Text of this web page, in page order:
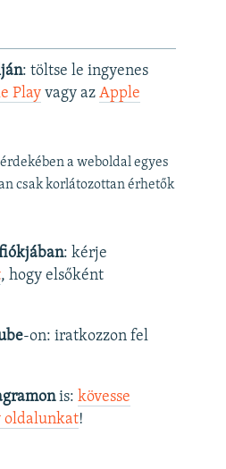
: töltse le ingyenes
Playvagy az Apple
a weboldal egyes
csak korlátozottan érhetők
: kérje
, hogy elsőként
-on: iratkozzon fel
is: kövesse
oldalunkat! ​